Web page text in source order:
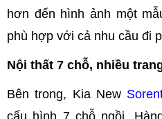
hơn đến hình ảnh một
phù hợp với cả nhu cầu đi
Nội thất 7 chỗ, nhiều
Bên trong, Kia New